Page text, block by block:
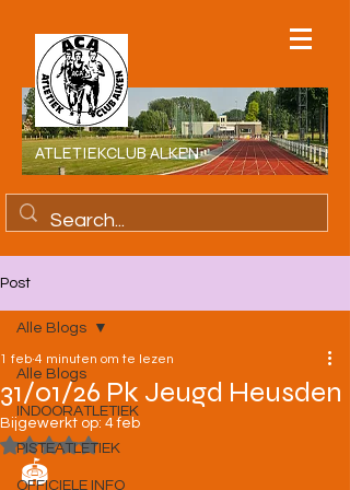
ATLETIEKCLUB ALKEN
Post
Alle Blogs
INDOORATLETIEK
PISTEATLETIEK
OFFICIELE INFO
Alle Blogs
31/01/26 Pk Jeugd Heusden
1 feb 4 minuten om te lezen
Bijgewerkt op: 4 feb
Beoordeeld met NaN uit 5 sterren.
🏟️